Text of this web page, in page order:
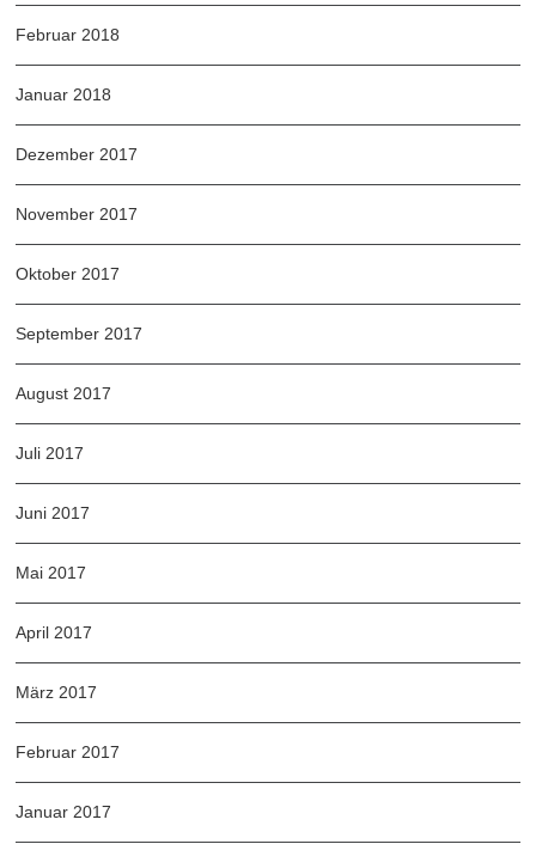
Februar 2018
Januar 2018
Dezember 2017
November 2017
Oktober 2017
September 2017
August 2017
Juli 2017
Juni 2017
Mai 2017
April 2017
März 2017
Februar 2017
Januar 2017